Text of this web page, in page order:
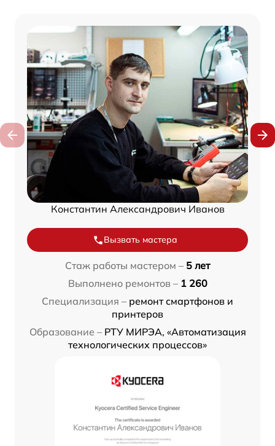
Константин Александрович Иванов
Вызвать мастера
Стаж работы мастером – 5 лет
Выполнено ремонтов – 1 260
Специализация – ремонт смартфонов и
принтеров
Образование – РТУ МИРЭА, «Автоматизация
технологических процессов»